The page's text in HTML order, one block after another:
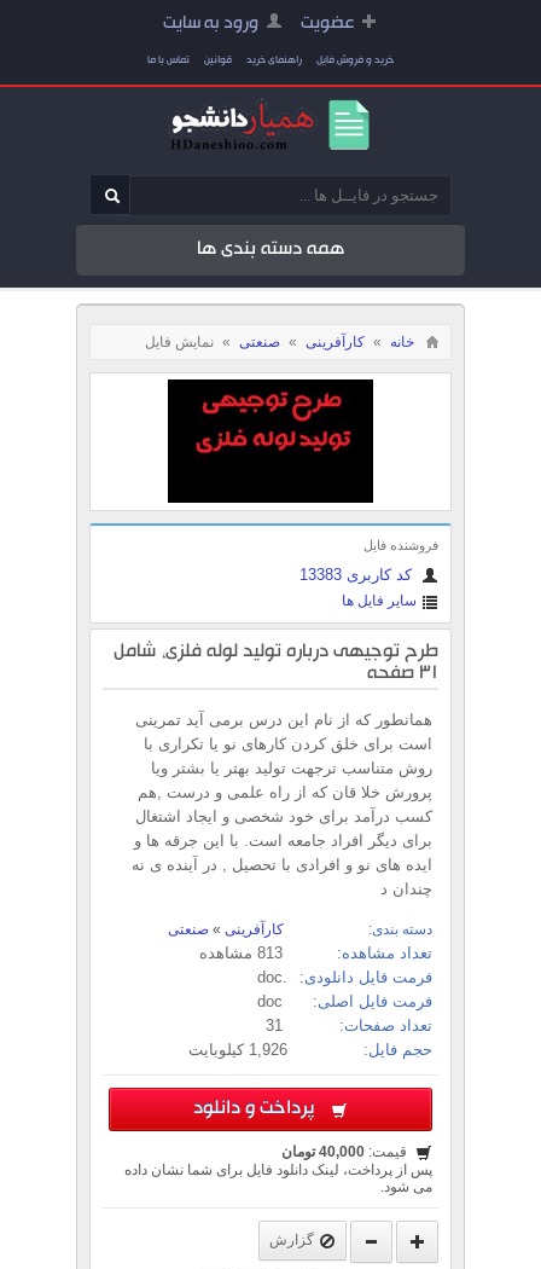
عضویت ورود به سایت
خرید و فروش فایل راهنمای خرید قوانین تماس با ما
همه دسته بندی ها
خانه » کارآفرینی » صنعتی » نمایش فایل
فروشنده فایل
کد کاربری 13383
سایر فایل ها
طرح توجیهی درباره تولید لوله فلزی، شامل
31 صفحه
همانطور که از نام این درس برمی آید تمرینی
است برای خلق کردن کارهای نو یا تکراری با
روش متناسب ترجهت تولید بهتر یا بشتر ویا
پرورش خلا قان که از راه علمی و درست ,هم
کسب درآمد برای خود شخصی و ایجاد اشتغال
برای دیگر افراد جامعه است. با این جرقه ها و
ایده های نو و افرادی با تحصیل , در آینده ی نه
چندان د
دسته بندی: کارآفرینی » صنعتی
تعداد مشاهده:
فرمت فایل دانلودی:
.doc
فرمت فایل اصلی:
تعداد صفحات:
حجم فایل:
1,926 کیلوبایت
پرداخت و دانلود
قیمت: 40,000 تومان
پس از پرداخت، لینک دانلود فایل برای شما نشان داده
می شود.
گزارش